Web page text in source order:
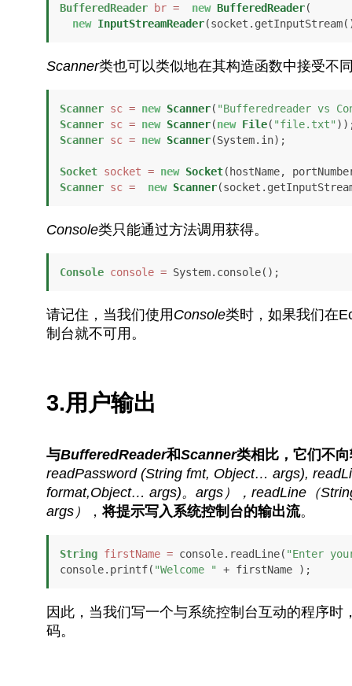
BufferedReader
br = new BufferedReader(
new InputStreamReader
Scanner类也可以类似地在其构造函数中接受不
Scanner sc = new Scanner( "Bufferedreader vs
Scanner sc = new Scanner(new File( "file.txt"
Scanner sc = new Scanner(System.in);
Socket socket = new Socket
Scanner sc = new Scanner
Console类只能通过方法调用获得。
Console console = System.console();
请记住，当我们使用 Console类时，如果我们在
制台就不可用。
3.用户输出
与BufferedReader和Scanner类相比，它们不
readPassword (String fmt, Object… args),
format,Object… args)。args），readLine（
args）
，将提示写入系统控制台的输出流。
String firstName = console.readLine( "Enter
console.printf( "Welcome " + firstName );
因此，当我们写一个与系统控制台互动的程序时
码。